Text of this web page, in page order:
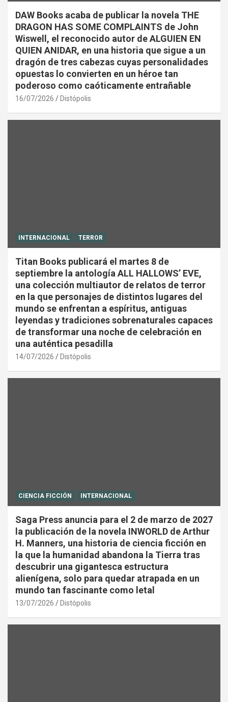
DAW Books acaba de publicar la novela THE
DRAGON HAS SOME COMPLAINTS de John
Wiswell, el reconocido autor de ALGUIEN EN
QUIEN ANIDAR, en una historia que sigue a un
dragón de tres cabezas cuyas personalidades
opuestas lo convierten en un héroe tan
poderoso como caóticamente entrañable
16/07/2026 Distópolis
INTERNACIONAL TERROR
Titan Books publicará el martes 8 de
septiembre la antología ALL HALLOWS’ EVE,
una colección multiautor de relatos de terror
en la que personajes de distintos lugares del
mundo se enfrentan a espíritus, antiguas
leyendas y tradiciones sobrenaturales capaces
de transformar una noche de celebración en
una auténtica pesadilla
14/07/2026 Distópolis
CIENCIA FICCIÓN INTERNACIONAL
Saga Press anuncia para el 2 de marzo de 2027
la publicación de la novela INWORLD de Arthur
H. Manners, una historia de ciencia ficción en
la que la humanidad abandona la Tierra tras
descubrir una gigantesca estructura
alienígena, solo para quedar atrapada en un
mundo tan fascinante como letal
13/07/2026 Distópolis